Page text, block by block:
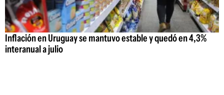
Inflación en Uruguay se mantuvo estable y quedó en 4,3%
interanual a julio